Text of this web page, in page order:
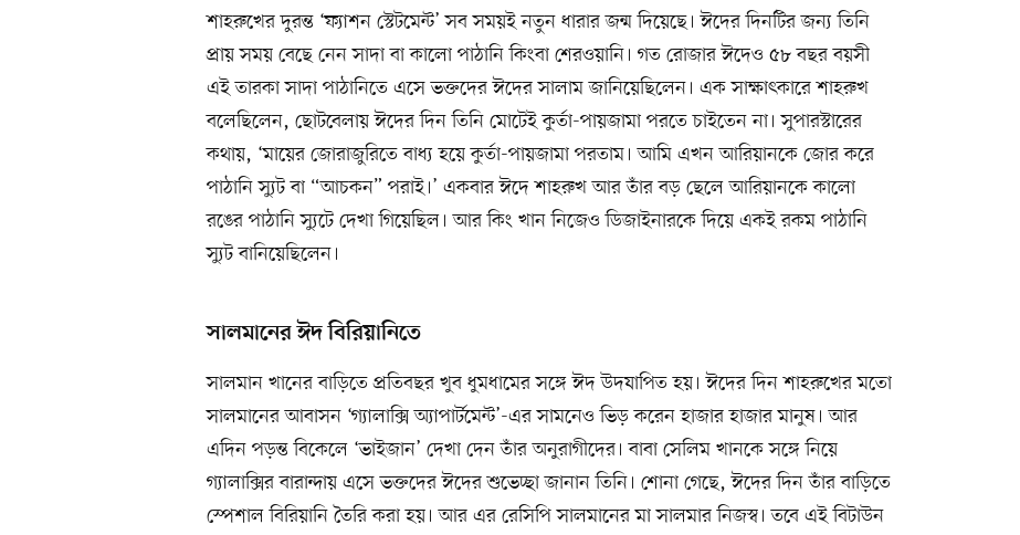
শাহরুখের দুরন্ত ‘ফ্যাশন স্টেটমেন্ট’ সব সময়ই নতুন ধারার জন্ম দিয়েছে। ঈদের দিনটির জন্য তিনি
প্রায় সময় বেছে নেন সাদা বা কালো পাঠানি কিংবা শেরওয়ানি। গত রোজার ঈদেও ৫৮ বছর বয়সী
এই তারকা সাদা পাঠানিতে এসে ভক্তদের ঈদের সালাম জানিয়েছিলেন। এক সাক্ষাৎকারে শাহরুখ
বলেছিলেন, ছোটবেলায় ঈদের দিন তিনি মোটেই কুর্তা-পায়জামা পরতে চাইতেন না। সুপারস্টারের
কথায়, ‘মায়ের জোরাজুরিতে বাধ্য হয়ে কুর্তা-পায়জামা পরতাম। আমি এখন আরিয়ানকে জোর করে
পাঠানি স্যুট বা “আচকন” পরাই।’ একবার ঈদে শাহরুখ আর তাঁর বড় ছেলে আরিয়ানকে কালো
রঙের পাঠানি স্যুটে দেখা গিয়েছিল। আর কিং খান নিজেও ডিজাইনারকে দিয়ে একই রকম পাঠানি
স্যুট বানিয়েছিলেন।
সালমানের ঈদ বিরিয়ানিতে
সালমান খানের বাড়িতে প্রতিবছর খুব ধুমধামের সঙ্গে ঈদ উদযাপিত হয়। ঈদের দিন শাহরুখের মতো
সালমানের আবাসন ‘গ্যালাক্সি অ্যাপার্টমেন্ট’-এর সামনেও ভিড় করেন হাজার হাজার মানুষ। আর
এদিন পড়ন্ত বিকেলে ‘ভাইজান’ দেখা দেন তাঁর অনুরাগীদের। বাবা সেলিম খানকে সঙ্গে নিয়ে
গ্যালাক্সির বারান্দায় এসে ভক্তদের ঈদের শুভেচ্ছা জানান তিনি। শোনা গেছে, ঈদের দিন তাঁর বাড়িতে
স্পেশাল বিরিয়ানি তৈরি করা হয়। আর এর রেসিপি সালমানের মা সালমার নিজস্ব। তবে এই বিটাউন